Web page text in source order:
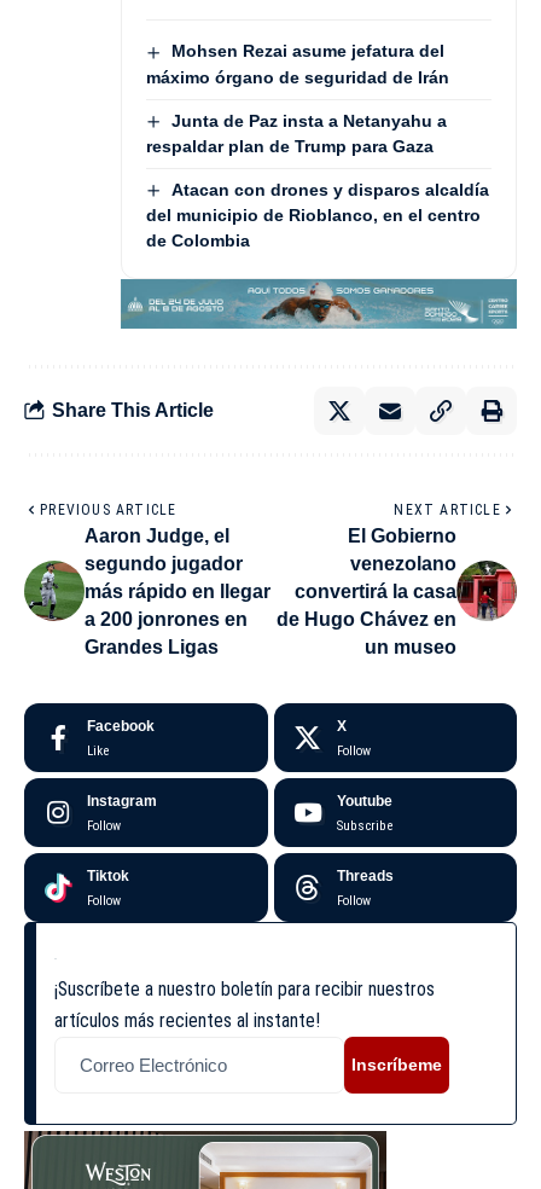
Mohsen Rezai asume jefatura del
máximo órgano de seguridad de Irán
Junta de Paz insta a Netanyahu a
respaldar plan de Trump para Gaza
Atacan con drones y disparos alcaldía
del municipio de Rioblanco, en el centro
de Colombia
Share This Article
PREVIOUS ARTICLE
Aaron Judge, el
segundo jugador
más rápido en llegar
a 200 jonrones en
Grandes Ligas
NEXT ARTICLE
El Gobierno
venezolano
convertirá la casa
de Hugo Chávez en
un museo
Facebook
Like
X
Follow
Instagram
Follow
Youtube
Subscribe
Tiktok
Follow
Threads
Follow
¡Suscríbete a nuestro boletín para recibir nuestros
artículos más recientes al instante!
Inscríbeme